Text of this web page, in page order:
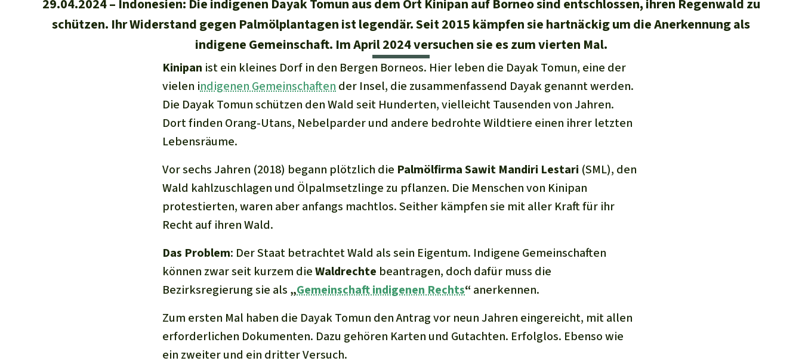
29.04.2024
Indonesien: Die indigenen Dayak Tomun aus dem Ort Kinipan auf Borneo sind entschlossen, ihren Regenwald zu
schützen. Ihr Widerstand gegen Palmölplantagen ist legendär. Seit 2015 kämpfen sie hartnäckig um die Anerkennung als
indigene Gemeinschaft. Im April 2024 versuchen sie es zum vierten Mal.
Kinipan ist ein kleines Dorf in den Bergen Borneos. Hier leben die Dayak Tomun, eine der
vielen indigenen Gemeinschaftender Insel, die zusammenfassend Dayak genannt werden.
Die Dayak Tomun schützen den Wald seit Hunderten, vielleicht Tausenden von Jahren.
Dort finden Orang-Utans, Nebelparder und andere bedrohte Wildtiere einen ihrer letzten
Lebensräume.
Vor sechs Jahren (2018) begann plötzlich die Palmölfirma Sawit Mandiri Lestari (SML), den
Wald kahlzuschlagen und Ölpalmsetzlinge zu pflanzen. Die Menschen von Kinipan
protestierten, waren aber anfangs machtlos. Seither kämpfen sie mit aller Kraft für ihr
Recht auf ihren Wald.
Das Problem: Der Staat betrachtet Wald als sein Eigentum. Indigene Gemeinschaften
können zwar seit kurzem dieWaldrechte beantragen, doch dafür muss die
Bezirksregierung sie als „Gemeinschaft indigenen Rechts“ anerkennen.
Zum ersten Mal haben die Dayak Tomun den Antrag vor neun Jahren eingereicht, mit allen
erforderlichen Dokumenten. Dazu gehören Karten und Gutachten. Erfolglos. Ebenso wie
ein zweiter und ein dritter Versuch.